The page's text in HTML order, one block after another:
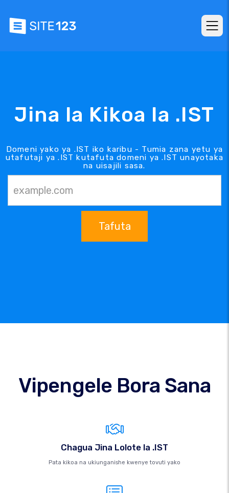
Jina la Kikoa la .IST
Domeni yako ya .IST iko karibu - Tumia zana yetu ya
utafutaji ya .IST kutafuta domeni ya .IST unayotaka
na uisajili sasa.
Tafuta
Vipengele Bora Sana
Chagua Jina Lolote la .IST
Pata kikoa na ukiunganishe kwenye tovuti yako